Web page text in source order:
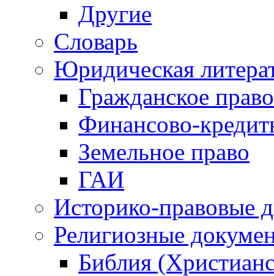
Другие
Словарь
Юридическая
Гражданское право
Финансово-
Земельное право
ГАИ
Историко-правовые
Религиозные
Библия